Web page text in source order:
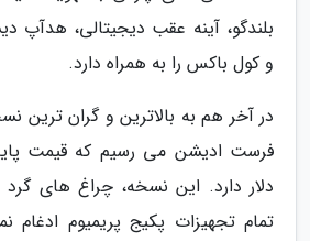
بلندگو، آینه عقب دیجیتالی، هدآپ
و کول باکس را به همراه دارد.
در آخر هم به بالاترین و گران ترین
تمام تجهیزات پکیج پریمیوم ادغام